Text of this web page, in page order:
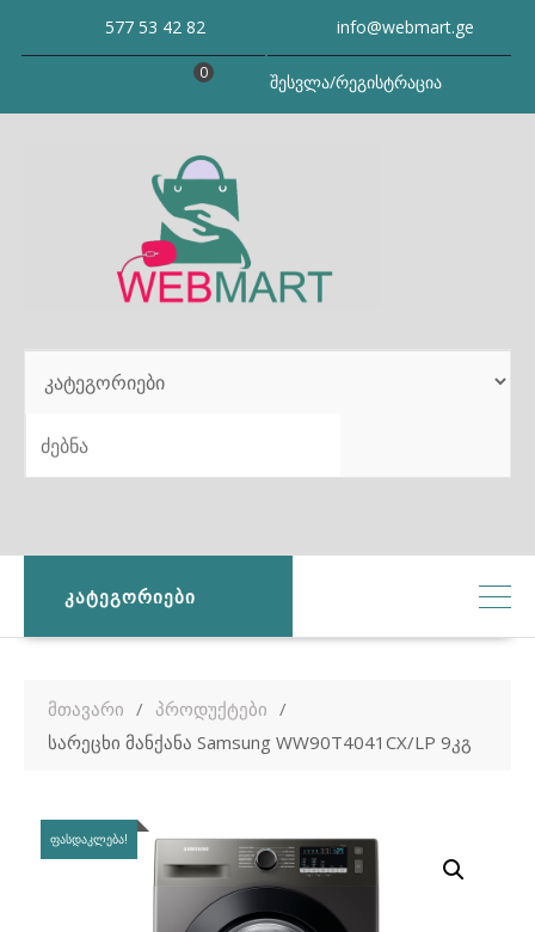
577 53 42 82 info@webmart.ge
შესვლა/რეგისტრაცია
0
SEARCH
ᲙᲐᲢᲔᲒᲝᲠᲘᲔᲑᲘ
მთავარი
პროდუქტები
სარეცხი მანქანა Samsung WW90T4041CX/LP 9კგ
ᲤᲐᲡᲓᲐᲙᲚᲔᲑᲐ!